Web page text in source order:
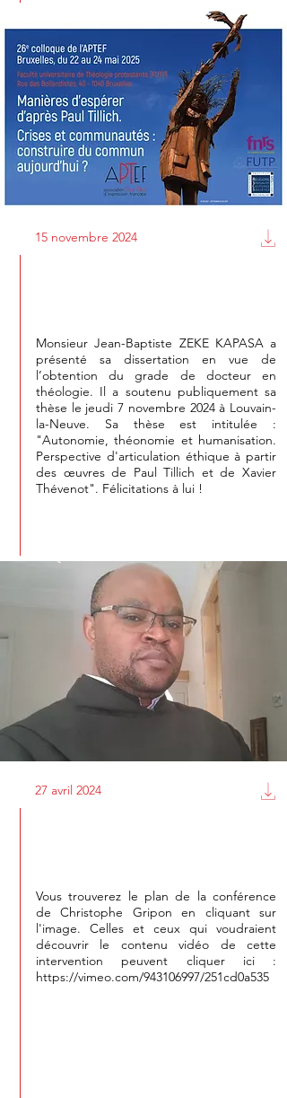
15 novembre 2024
Monsieur Jean-Baptiste ZEKE KAPASA a
présenté sa dissertation en vue de
l’obtention du grade de docteur en
théologie. Il a soutenu publiquement sa
thèse le jeudi 7 novembre 2024 à Louvain-
la-Neuve. Sa thèse est intitulée :
"Autonomie, théonomie et humanisation.
Perspective d'articulation éthique à partir
des œuvres de Paul Tillich et de Xavier
Thévenot". Félicitations à lui !
27 avril 2024
Vous trouverez le plan de la conférence
de Christophe Gripon en cliquant sur
l'image. Celles et ceux qui voudraient
découvrir le contenu vidéo de cette
intervention peuvent cliquer ici :
https://vimeo.com/943106997/251cd0a535